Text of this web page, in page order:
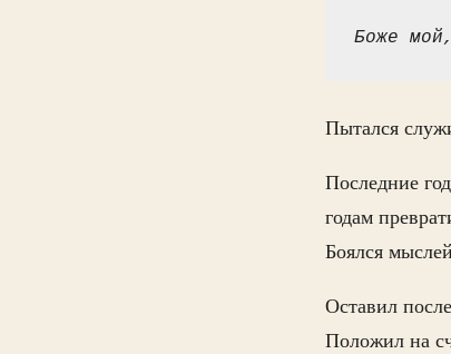
Боже
Пытался
Последние
годам
Боялся
Оставил
Положил на